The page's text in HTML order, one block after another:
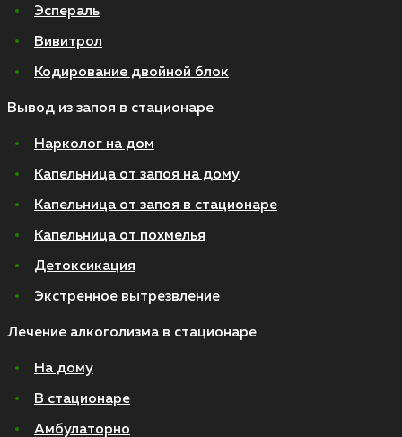
Эспераль
Вивитрол
Кодирование двойной блок
Вывод из запоя в стационаре
Нарколог на дом
Капельница от запоя на дому
Капельница от запоя в стационаре
Капельница от похмелья
Детоксикация
Экстренное вытрезвление
Лечение алкоголизма в стационаре
На дому
В стационаре
Амбулаторно